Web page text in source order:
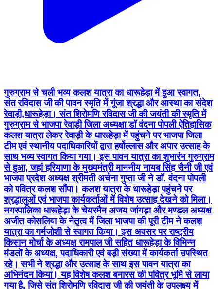
गुरुग्राम से चली भव्य कलश यात्रा का धारूहेड़ा में हुआ स्वागत,
संत रविदास जी की पावन स्मृति में गूंजा श्रद्धा और आस्था का संदेश
रेवाड़ी,धारूहेड़ा। संत शिरोमणि रविदास जी की जयंती की स्मृति में
गुरुग्राम से भाजपा रेवाड़ी जिला अध्यक्षा डॉ वंदना पोपली ऐतिहासिक
कलश यात्रा लेकर रेवाड़ी के धारूहेड़ा में पहुंचने पर भाजपा जिला
टीम एवं स्थानीय पदाधिकारियों द्वारा हर्षोल्लास और अपार उत्साह के
साथ भव्य स्वागत किया गया। इस पावन यात्रा का शुभारंभ गुरुग्राम
से हुआ, जहां हरियाणा के मुख्यमंत्री माननीय नायब सिंह सैनी जी एवं
भाजपा प्रदेश अध्यक्ष श्रीमती अर्चना गुप्ता जी ने डॉ. वंदना पोपली
को पवित्र कलश सौंपा। कलश यात्रा के धारूहेड़ा पहुंचने पर
श्रद्धालुओं एवं भाजपा कार्यकर्ताओं में विशेष उत्साह देखने को मिला।
नगरपालिका धारूहेड़ा के चेयरमैन अजय जांगड़ा और मण्डल अध्यक्ष
अजीत कोसलिया के नेतृत्व में जिला भाजपा की पूरी टीम ने कलश
यात्रा का गर्मजोशी से स्वागत किया। इस अवसर पर राष्ट्रीय
किसान मोर्चा के अध्यक्ष रामपाल जी सहित धारूहेड़ा के विभिन्न
मंडलों के अध्यक्ष, पदाधिकारी एवं बड़ी संख्या में कार्यकर्ता उपस्थित
रहे। सभी ने श्रद्धा और उत्साह के साथ इस पावन यात्रा का
अभिनंदन किया। यह विशेष कलश बनारस की पवित्र भूमि से लाया
गया है, जिसे संत शिरोमणि रविदास जी की जयंती के उपलक्ष्य में